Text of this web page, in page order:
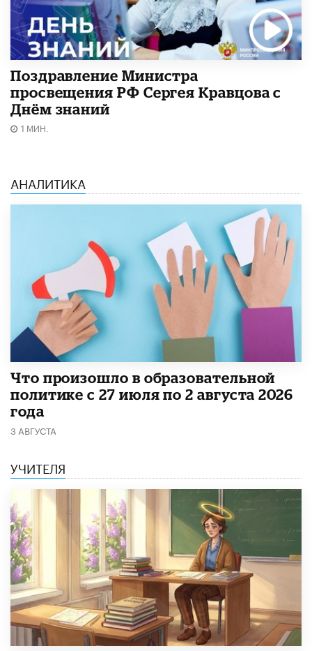
Поздравление Министра
просвещения РФ Сергея Кравцова с
Днём знаний
1 МИН.
АНАЛИТИКА
​Что произошло в образовательной
политике с 27 июля по 2 августа 2026
года
3 АВГУСТА
УЧИТЕЛЯ